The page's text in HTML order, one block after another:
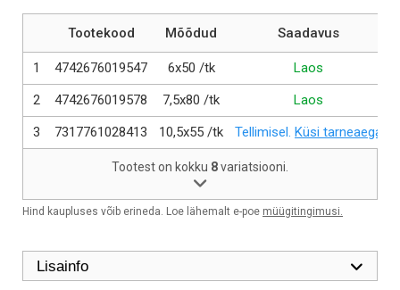
Tootekood Mõõdud Saadavus
1 4742676019547 6x50 /tk Laos
2 4742676019578 7,5x80 /tk Laos
3 7317761028413 10,5x55 /tk Tellimisel. Küsi tarneaega
Tootest on kokku 8variatsiooni.
Näita/peida
Hind kaupluses võib erineda. Loe lähemalt e-poe müügitingimusi.
Lisainfo